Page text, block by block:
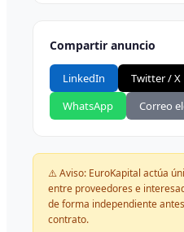
Compartir anuncio
LinkedIn Twitter / X
WhatsApp
Correo
⚠️ Aviso: EuroKapital actúa
entre proveedores e
de forma independiente
contrato.